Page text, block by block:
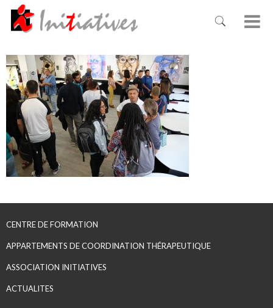
CENTRE DE FORMATION
APPARTEMENTS DE COORDINATION THÉRAPEUTIQUE
ASSOCIATION INITIATIVES
ACTUALITES